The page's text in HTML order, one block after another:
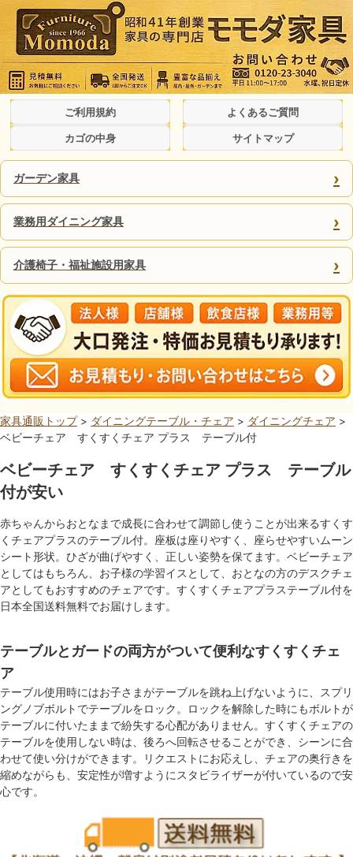
ご利用規約 よくあるご質問
カゴの中身 サイトマップ
ガーデン家具 ›
業務用ダイニング家具 ›
介護椅子・福祉施設用家具 ›
家具通販トップ> ダイニングテーブル・チェア > ダイニングチェア >
ベビーチェア すくすくチェア プラス テーブル付
ベビーチェア すくすくチェア プラス テーブル
付が安い
赤ちゃんからおとなまで成長に合わせて調節し使うことが出来るすくす
くチェアプラスのテーブル付。座板は座りやすく、座らせやすいムーン
シート形状。ひざが曲げやすく、正しい姿勢を保てます。ベビーチェア
としてはもちろん、お子様の学習イスとして、おとなの方のデスクチェ
アとしてもおすすめのチェアです。すくすくチェアプラステーブル付を
日本全国送料無料でお届けします。
テーブルとガードの両方がついて便利なすくすくチェ
ア
テーブル使用時にはお子さまがテーブルを跳ね上げないように、スプリ
ングノブボルトでテーブルをロック。ロックを解除した時にもボルトが
テーブルに付いたままで紛失する心配がありません。すくすくチェアの
テーブルを使用しない時は、後ろへ回転させることができ、シーンに合
わせて使い分けができます。リクエストにお応えし、チェアの奥行きを
縮めながらも、安定性が増すようにスタビライザーが付いているので安
心です。